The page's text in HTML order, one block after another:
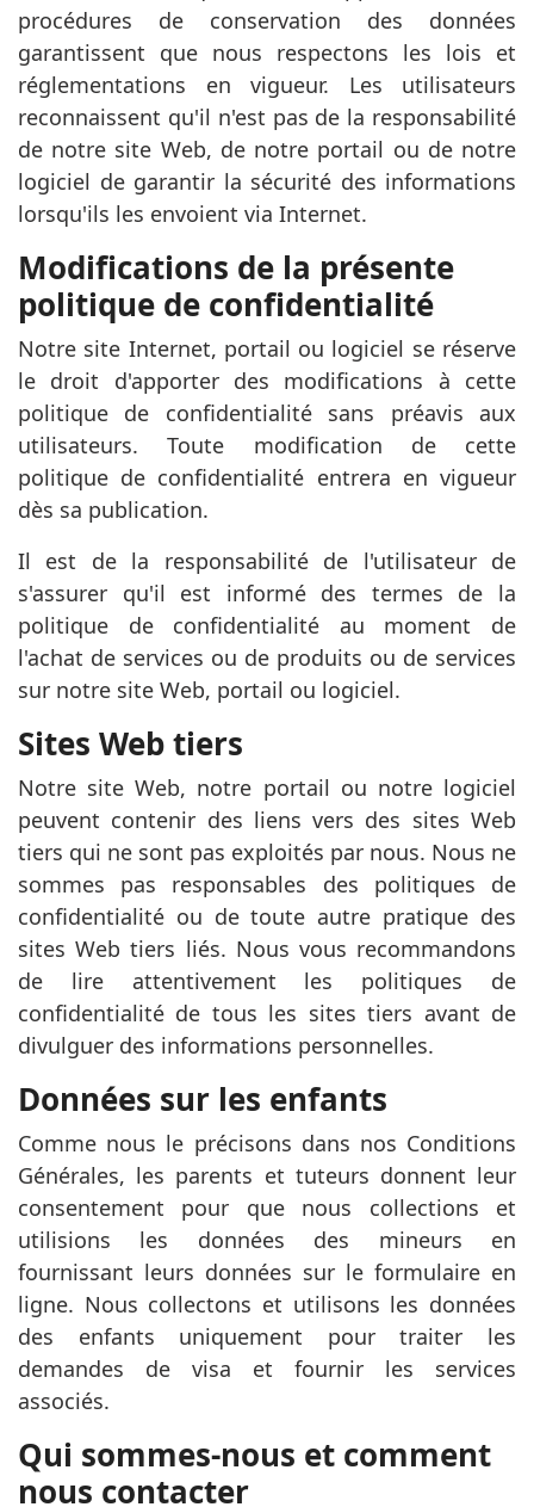
procédures de conservation des données
garantissent que nous respectons les lois et
réglementations en vigueur. Les utilisateurs
reconnaissent qu'il n'est pas de la responsabilité
de notre site Web, de notre portail ou de notre
logiciel de garantir la sécurité des informations
lorsqu'ils les envoient via Internet.
Modifications de la présente
politique de confidentialité
Notre site Internet, portail ou logiciel se réserve
le droit d'apporter des modifications à cette
politique de confidentialité sans préavis aux
utilisateurs. Toute modification de cette
politique de confidentialité entrera en vigueur
dès sa publication.
Il est de la responsabilité de l'utilisateur de
s'assurer qu'il est informé des termes de la
politique de confidentialité au moment de
l'achat de services ou de produits ou de services
sur notre site Web, portail ou logiciel.
Sites Web tiers
Notre site Web, notre portail ou notre logiciel
peuvent contenir des liens vers des sites Web
tiers qui ne sont pas exploités par nous. Nous ne
sommes pas responsables des politiques de
confidentialité ou de toute autre pratique des
sites Web tiers liés. Nous vous recommandons
de lire attentivement les politiques de
confidentialité de tous les sites tiers avant de
divulguer des informations personnelles.
Données sur les enfants
Comme nous le précisons dans nos Conditions
Générales, les parents et tuteurs donnent leur
consentement pour que nous collections et
utilisions les données des mineurs en
fournissant leurs données sur le formulaire en
ligne. Nous collectons et utilisons les données
des enfants uniquement pour traiter les
demandes de visa et fournir les services
associés.
Qui sommes-nous et comment
nous contacter